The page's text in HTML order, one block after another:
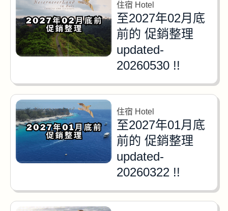
住宿 Hotel
至2027年02月底
前的 促銷整理
updated-
20260530 !!
住宿 Hotel
至2027年01月底
前的 促銷整理
updated-
20260322 !!